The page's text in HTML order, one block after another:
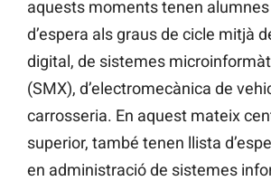
aquests moments tenen
d’espera als graus de cicle mitjà
digital, de sistemes
(SMX), d’electromecànica de
carrosseria. En aquest mateix
superior, també tenen llista
en administració de sistemes